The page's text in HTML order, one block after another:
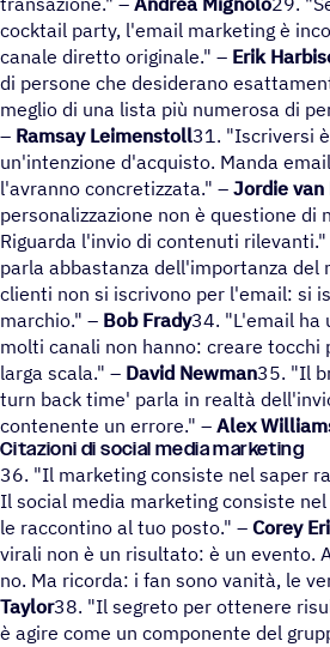
cocktail party, l'email marketing è
canale diretto originale." – Erik
di persone che desiderano
meglio di una lista più numerosa di
– Ramsay Leimenstoll31. "Iscriversi
un'intenzione d'acquisto. Manda
l'avranno concretizzata." – Jordie van
personalizzazione non è questione di
Riguarda l'invio di contenuti rilevanti."
parla abbastanza dell'importanza del
clienti non si iscrivono per l'email: si
marchio." – Bob Frady34. "L'email ha
molti canali non hanno: creare tocchi
larga scala." – David Newman35. "Il
turn back time' parla in realtà
contenente un errore." – Alex
Citazioni di social media marketing
36. "Il marketing consiste nel saper
Il social media marketing consiste
le raccontino al tuo posto." – Corey
virali non è un risultato: è un evento.
no. Ma ricorda: i fan sono vanità, le
Taylor38. "Il segreto per ottenere
è agire come un componente del